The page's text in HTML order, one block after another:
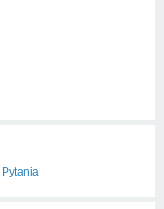
Pytania